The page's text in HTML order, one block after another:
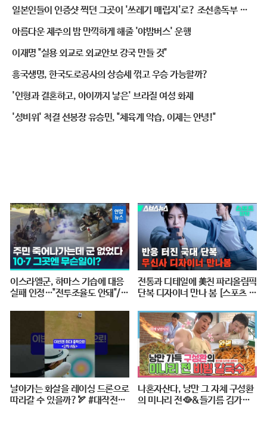
일본인들이 인증샷 찍던 그곳이 '쓰레기 매립지'로? 조선총독부 잔
해의 결말
아름다운 제주의 밤 만끽하게 해줄 '야밤버스' 운행
이재명 "실용 외교로 외교안보 강국 만들 것"
흥국생명, 한국도로공사의 상승세 꺾고 우승 가능할까?
'인형과 결혼하고, 아이까지 낳은' 브라질 여성 화제
'성비위' 척결 선봉장 유승민, "체육계 악습, 이제는 안녕!"
이스라엘군, 하마스 기습에 대응
실패 인정…"전투조율도 안돼"/
전통과 디테일에 美친 파리올림픽
단복 디자이너 만나 봄 [스포츠 탐
날아가는 화살을 레이싱 드론으로
따라갈 수 있을까?🏹 #대작전X1
나혼자산다, 낭만 그 자체 구성환
의 미나리 전🥘&들기름 김가루